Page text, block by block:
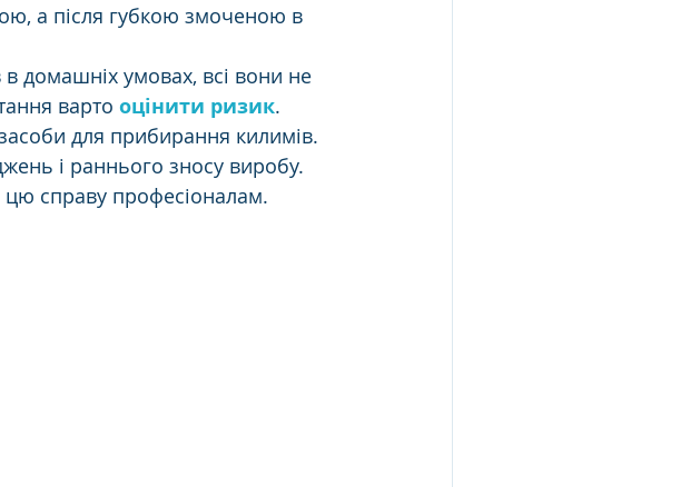
а після губкою змоченою в
домашніх умовах, всі вони не
варто оцінити ризик.
для прибирання килимів.
і раннього зносу виробу.
справу професіоналам.